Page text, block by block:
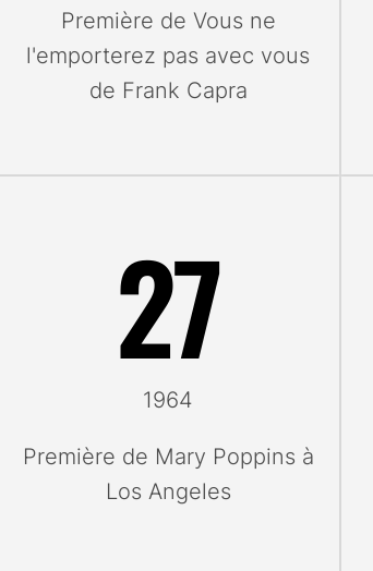
Première de Vous ne
l'emporterez pas avec vous
de Frank Capra
27
1964
Première de Mary Poppins à
Los Angeles